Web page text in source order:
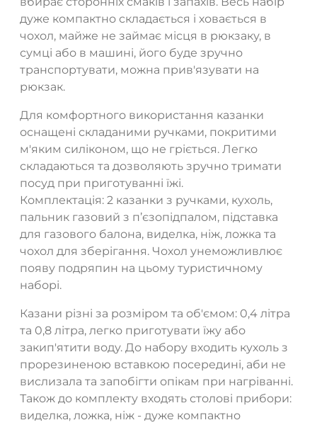
дуже компактно складається і ховається в
чохол, майже не займає місця в рюкзаку, в
сумці або в машині, його буде зручно
транспортувати, можна прив'язувати на
рюкзак.
Для комфортного використання казанки
оснащені складаними ручками, покритими
м'яким силіконом, що не гріється. Легко
складаються та дозволяють зручно тримати
посуд при приготуванні їжі.
Комплектація: 2 казанки з ручками, кухоль,
пальник газовий з п’єзопідпалом, підставка
для газового балона, виделка, ніж, ложка та
чохол для зберігання. Чохол унеможливлює
появу подряпин на цьому туристичному
наборі.
Казани різні за розміром та об'ємом: 0,4 літра
та 0,8 літра, легко приготувати їжу або
закип'ятити воду. До набору входить кухоль з
прорезиненою вставкою посередині, аби не
вислизала та запобігти опікам при нагріванні.
Також до комплекту входять столові прибори:
виделка, ложка, ніж - дуже компактно
ТАК НІ